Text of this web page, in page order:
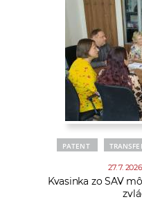
PATENT
27. 7. 2026
Kvasinka zo SAV